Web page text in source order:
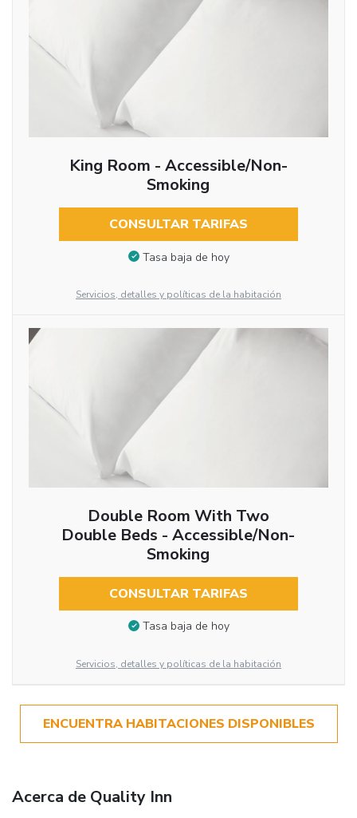
King Room - Accessible/Non-
Smoking
CONSULTAR TARIFAS
Tasa baja de hoy
Servicios, detalles y políticas de la habitación
Double Room With Two
Double Beds - Accessible/Non-
Smoking
CONSULTAR TARIFAS
Tasa baja de hoy
Servicios, detalles y políticas de la habitación
ENCUENTRA HABITACIONES DISPONIBLES
Acerca de Quality Inn